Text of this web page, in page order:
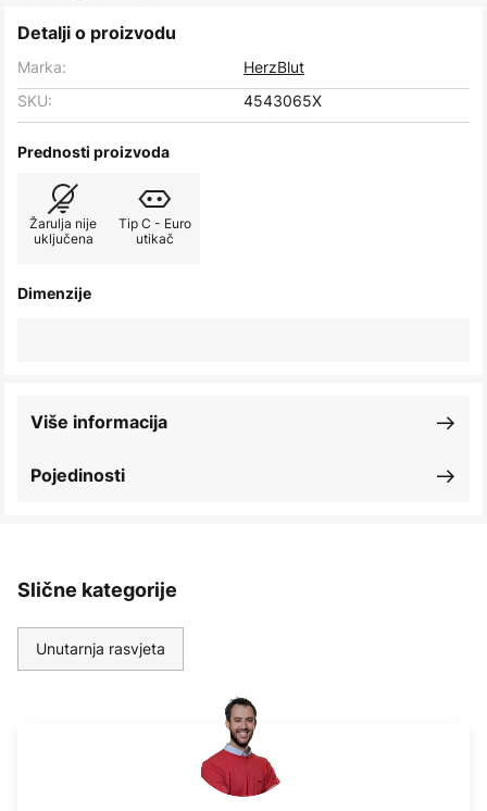
Detalji o proizvodu
Marka:
HerzBlut
SKU:
4543065X
Prednosti proizvoda
Žarulja nije
uključena
Tip C - Euro
utikač
Dimenzije
Pojedinosti
Više informacija
Slične kategorije
Unutarnja rasvjeta